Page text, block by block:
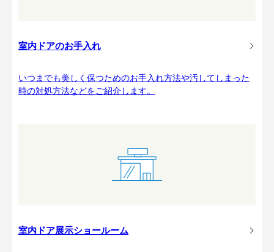
室内ドアのお手入れ
いつまでも美しく保つためのお手入れ方法や汚してしまった
時の対処方法などをご紹介します。
室内ドア展示ショールーム